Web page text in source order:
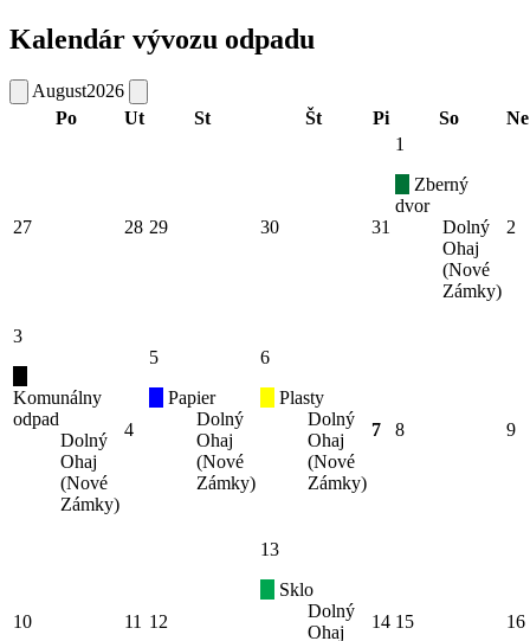
Kalendár vývozu odpadu
August2026
Po
Ut St Št Pi So Ne
27 28 29 30 31
1
Zberný
dvor
Dolný
Ohaj
(Nové
Zámky)
2
3
Komunálny
odpad
Dolný
Ohaj
(Nové
Zámky)
4
5
Papier
Dolný
Ohaj
(Nové
Zámky)
6
Plasty
Dolný
Ohaj
(Nové
Zámky)
7 8 9
10 11 12
13
Sklo
Dolný
Ohaj
14 15 16